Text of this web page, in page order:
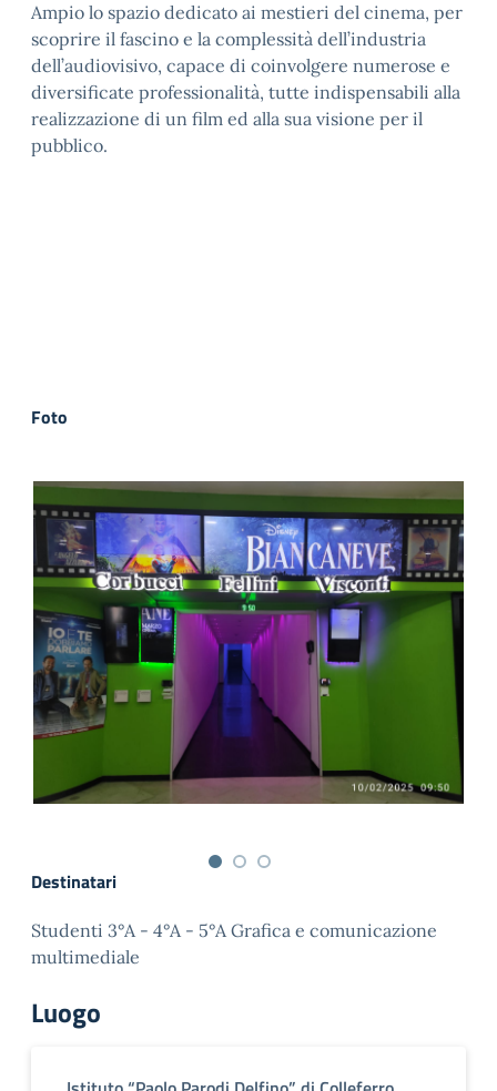
Ampio lo spazio dedicato ai mestieri del cinema, per
scoprire il fascino e la complessità dell’industria
dell’audiovisivo, capace di coinvolgere numerose e
diversificate professionalità, tutte indispensabili alla
realizzazione di un film ed alla sua visione per il
pubblico.
Foto
Destinatari
Studenti 3°A - 4°A - 5°A Grafica e comunicazione
multimediale
Luogo